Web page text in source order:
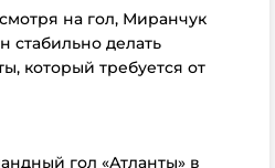
на гол, Миранчук
стабильно делать
который требуется от
гол «Атланты» в